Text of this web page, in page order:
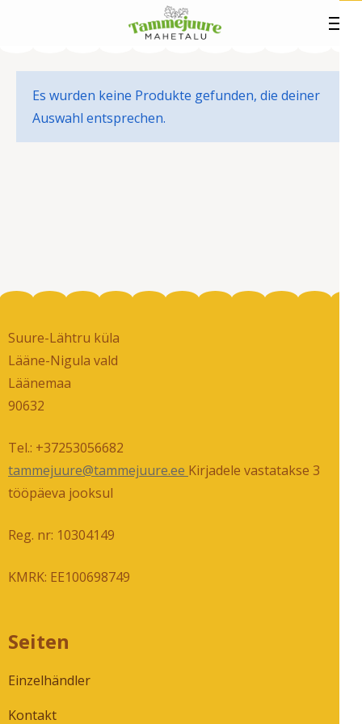
Es wurden keine Produkte gefunden, die deiner
Auswahl entsprechen.
Suure-Lähtru küla
Lääne-Nigula vald
Läänemaa
90632
Tel.: +37253056682
tammejuure@tammejuure.ee Kirjadele vastatakse 3
tööpäeva jooksul
Reg. nr: 10304149
KMRK: EE100698749
Seiten
Einzelhändler
Kontakt